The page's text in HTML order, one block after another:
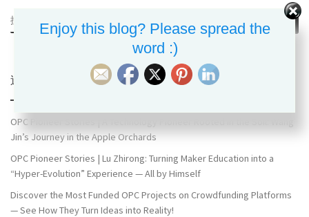
搜索 搜
近期文章
OPC Pioneer Stories | A Technology Pioneer Rooted in the Soil: Wang
Jin’s Journey in the Apple Orchards
OPC Pioneer Stories | Lu Zhirong: Turning Maker Education into a
“Hyper-Evolution” Experience — All by Himself
Discover the Most Funded OPC Projects on Crowdfunding Platforms
— See How They Turn Ideas into Reality!
Enjoy this blog? Please spread the
word :)